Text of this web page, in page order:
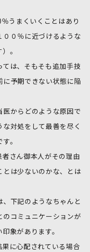
うまくいくことはあり
０％に近づけるような
。
は、そもそも追加手技
予期できない状態に陥
からどのような原因で
対処をして最善を尽く
。
さん御本人がその理由
は少ないのかな、とは
下記のようなちゃんと
のコミュニケーションが
象があります。
に心配されている場合